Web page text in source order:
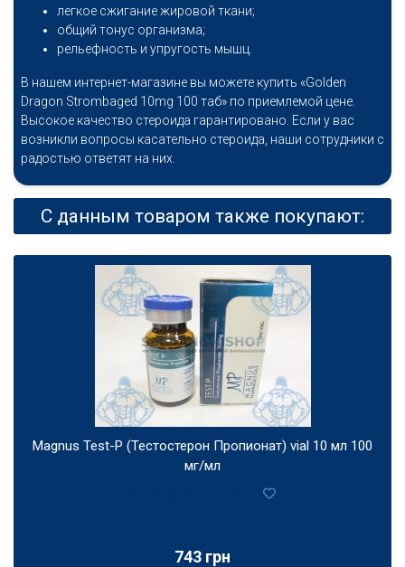
легкое сжигание жировой ткани;
общий тонус организма;
рельефность и упругость мышц.
В нашем интернет-магазине вы можете купить «Golden
Dragon Strombaged 10mg 100 таб» по приемлемой цене.
Высокое качество стероида гарантировано. Если у вас
возникли вопросы касательно стероида, наши сотрудники с
радостью ответят на них.
С данным товаром также покупают:
Magnus Test-P (Тестостерон Пропионат) vial 10 мл 100
мг/мл
743 грн